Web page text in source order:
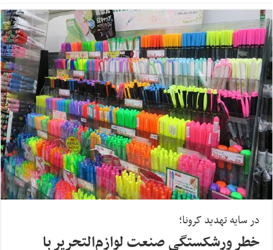
در سایه تهدید کرونا؛
خطر ورشکستگی صنعت لوازم‌التحریر با